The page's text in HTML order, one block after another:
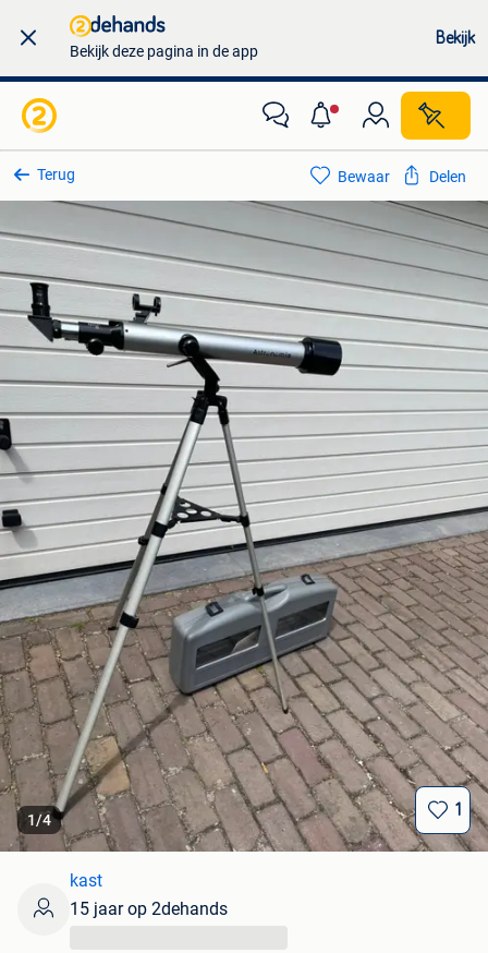
Bekijk deze pagina in de app
Bekijk
Terug
1/4
1
Bewaar Delen
kast
15 jaar op 2dehands